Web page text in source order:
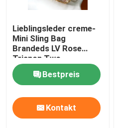
Lieblingsleder creme-
Mini Sling Bag
Brandeds LV Rose
Trianon Two
Monogram Empreinte
Bestpreis
Kontakt